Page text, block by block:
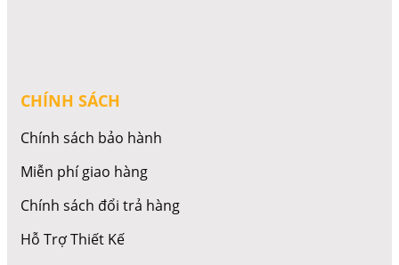
CHÍNH SÁCH
Chính sách bảo hành
Miễn phí giao hàng
Chính sách đổi trả hàng
Hỗ Trợ Thiết Kế